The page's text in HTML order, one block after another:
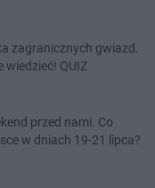
zagranicznych gwiazd.
wiedzieć! QUIZ
przed nami. Co
w dniach 19-21 lipca?